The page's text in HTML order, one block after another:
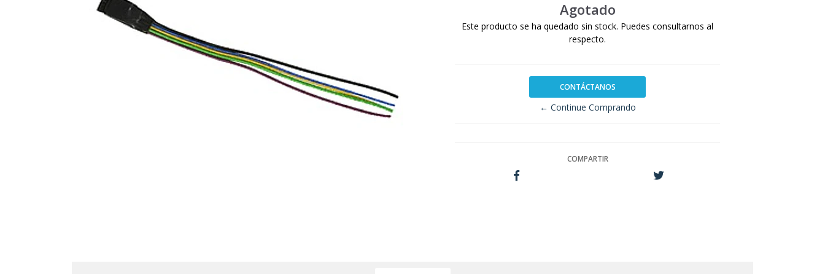
Agotado
Este producto se ha quedado sin stock. Puedes consultarnos al
respecto.
CONTÁCTANOS
← Continue Comprando
COMPARTIR